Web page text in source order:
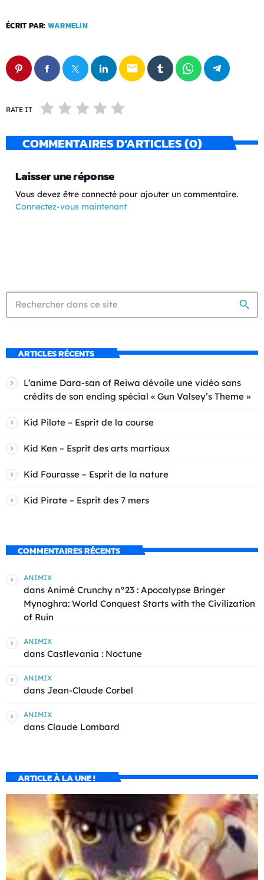
ÉCRIT PAR: WARMELIN
email
RATE IT
COMMENTAIRES D’ARTICLES (0)
Laisser une réponse
Vous devez être connecté pour ajouter un commentaire.
Connectez-vous maintenant
search
ARTICLES RÉCENTS
L’anime Dara-san of Reiwa dévoile une vidéo sans
crédits de son ending spécial « Gun Valsey’s Theme »
Kid Pilote – Esprit de la course
Kid Ken – Esprit des arts martiaux
Kid Fourasse – Esprit de la nature
Kid Pirate – Esprit des 7 mers
COMMENTAIRES RÉCENTS
ANIMIX
dans Animé Crunchy n°23 : Apocalypse Bringer
Mynoghra: World Conquest Starts with the Civilization
of Ruin
ANIMIX
dans Castlevania : Noctune
ANIMIX
dans Jean-Claude Corbel
ANIMIX
dans Claude Lombard
ARTICLE À LA UNE !